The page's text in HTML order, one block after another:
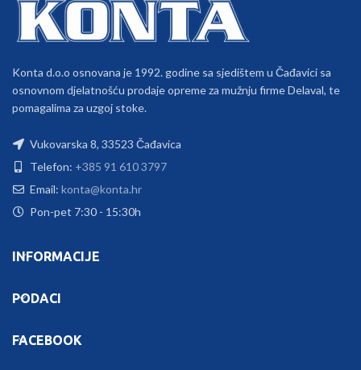
Konta d.o.o osnovana je 1992. godine sa sjedištem u Čađavici sa
osnovnom djelatnošću prodaje opreme za mužnju firme Delaval, te
pomagalima za uzgoj stoke.
Vukovarska 8, 33523 Čađavica
Telefon: +385 91 610 3797
Email: konta@konta.hr
Pon-pet 7:30 - 15:30h
INFORMACIJE
PODACI
FACEBOOK